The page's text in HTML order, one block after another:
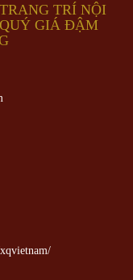
TRÍ NỘI
GIÁ ĐẬM